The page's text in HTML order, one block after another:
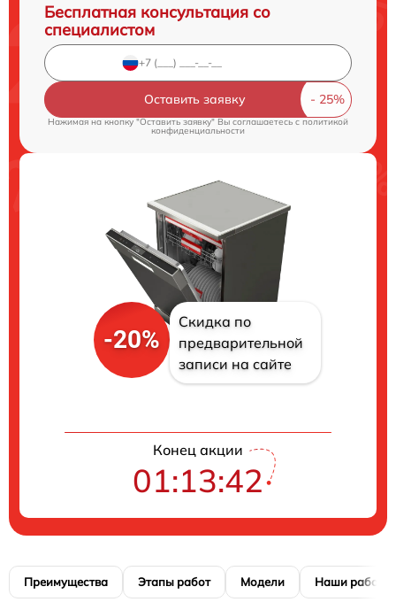
Бесплатная консультация со
специалистом
Оставить заявку
Нажимая на кнопку "Оставить заявку" Вы соглашаетесь cполитикой
конфиденциальности
-20%
Скидка по
предварительной
записи на сайте
Конец акции
01:13:41
Преимущества Этапы работ Модели Наши работы